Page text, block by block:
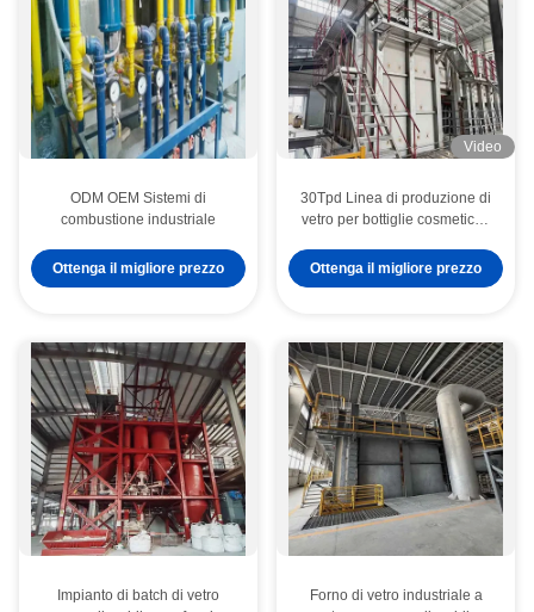
ODM OEM Sistemi di
combustione industriale
Ottenga il migliore prezzo
Video
30Tpd Linea di produzione di
vetro per bottiglie cosmetiche
di contenitori personalizzati
Ottenga il migliore prezzo
Impianto di batch di vetro
Forno di vetro industriale a